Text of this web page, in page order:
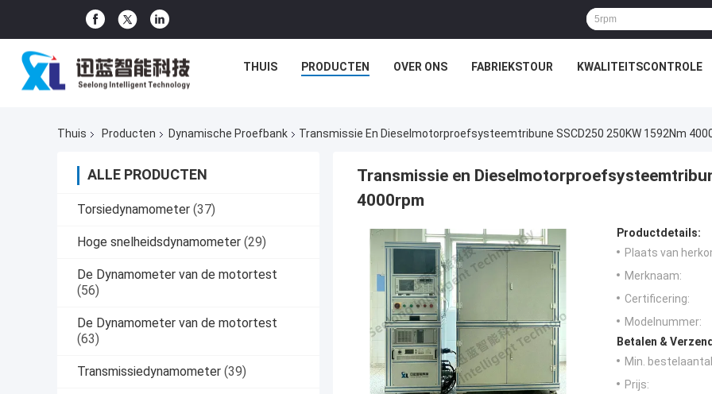
THUIS PRODUCTEN OVER ONS FABRIEKSTOUR KWALITEITSCONTROLE
Thuis Producten Dynamische Proefbank Transmissie En Dieselmotorproefsysteemtribune SSCD250 250KW 1592Nm
ALLE PRODUCTEN
Torsiedynamometer (37)
Hoge snelheidsdynamometer (29)
De Dynamometer van de motortest
(56)
De Dynamometer van de motortest
(63)
Transmissiedynamometer (39)
Transmissie en
4000rpm
Productdetails:
Plaats van
Merknaam:
Certificering:
Modelnummer:
Betalen &
Min.
Prijs: